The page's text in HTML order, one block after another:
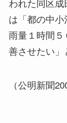
は「都の中
雨量１時間
善させたい」
（公明新聞